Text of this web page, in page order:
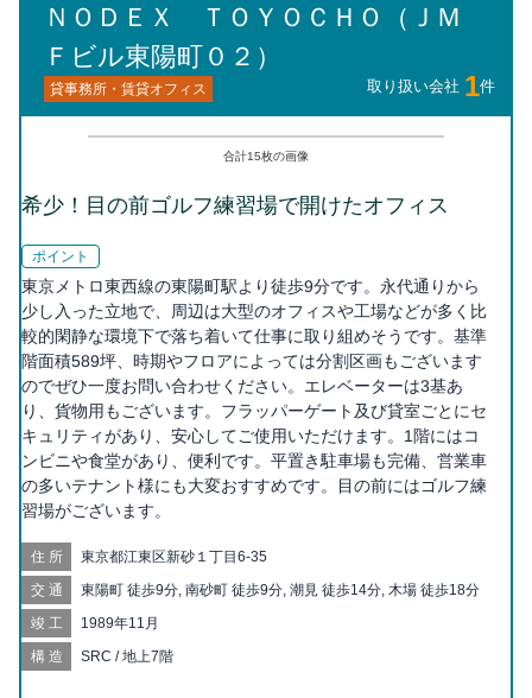
ＮＯＤＥＸ ＴＯＹＯＣＨＯ（ＪＭ
Ｆビル東陽町０２）
貸事務所・賃貸オフィス 取り扱い会社 1件
合計15枚の画像
希少！目の前ゴルフ練習場で開けたオフィス
ポイント
東京メトロ東西線の東陽町駅より徒歩9分です。永代通りから
少し入った立地で、周辺は大型のオフィスや工場などが多く比
較的閑静な環境下で落ち着いて仕事に取り組めそうです。基準
階面積589坪、時期やフロアによっては分割区画もございます
のでぜひ一度お問い合わせください。エレベーターは3基あ
り、貨物用もございます。フラッパーゲート及び貸室ごとにセ
キュリティがあり、安心してご使用いただけます。1階にはコ
ンビニや食堂があり、便利です。平置き駐車場も完備、営業車
の多いテナント様にも大変おすすめです。目の前にはゴルフ練
習場がございます。
住所 東京都江東区新砂１丁目6-35
交通 東陽町 徒歩9分, 南砂町 徒歩9分, 潮見 徒歩14分, 木場 徒歩18分
竣工 1989年11月
構造 SRC / 地上7階